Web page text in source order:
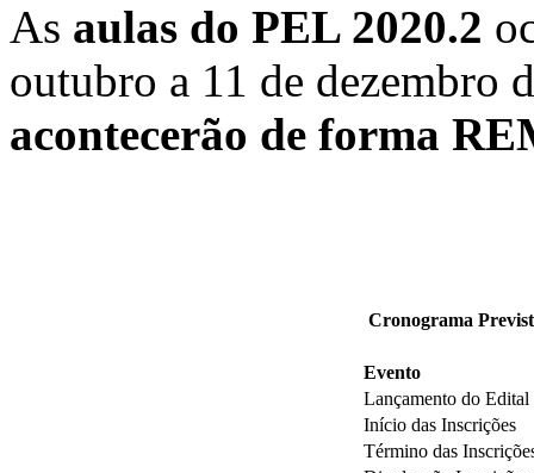
As aulas do PEL 2020.2
outubro a 11 de dezembro
acontecerão de forma
Cronograma
Evento
Lançamento do Edital
Início das Inscrições
Término das